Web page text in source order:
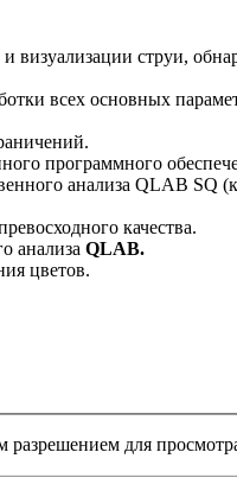
струи,
всех основных
программного
анализа QLAB SQ
качества.
анализа QLAB.
цветов.
для